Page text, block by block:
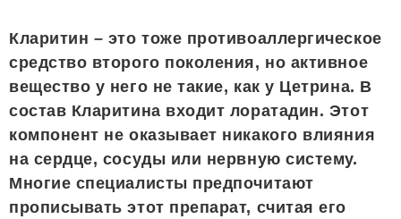
Кларитин – это тоже противоаллергическое
средство второго поколения, но активное
вещество у него не такие, как у Цетрина. В
состав Кларитина входит лоратадин. Этот
компонент не оказывает никакого влияния
на сердце, сосуды или нервную систему.
Многие специалисты предпочитают
прописывать этот препарат, считая его